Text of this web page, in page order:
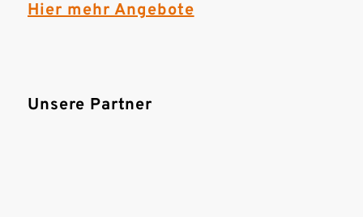
Hier mehr Angebote
Unsere Partner